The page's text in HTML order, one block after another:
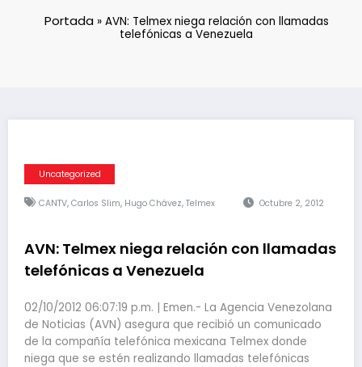
Portada» AVN: Telmex niega relación con llamadas
telefónicas a Venezuela
Uncategorized
CANTV, Carlos Slim, Hugo Chávez, Telmex Octubre 2, 2012
AVN: Telmex niega relación con llamadas
telefónicas a Venezuela
02/10/2012 06:07:19 p.m. | Emen.- La Agencia Venezolana
de Noticias (AVN) asegura que recibió un comunicado
de la compañía telefónica mexicana Telmex donde
niega que se estén realizando llamadas telefónicas